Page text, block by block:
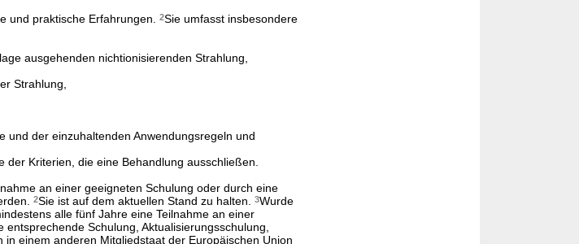
und praktische Erfahrungen. 2Sie umfasst insbesondere
ausgehenden nichtionisierenden Strahlung,
Strahlung,
und der einzuhaltenden Anwendungsregeln und
Kriterien, die eine Behandlung ausschließen.
an einer geeigneten Schulung oder durch eine
2Sie ist auf dem aktuellen Stand zu halten. 3Wurde
alle fünf Jahre eine Teilnahme an einer
entsprechende Schulung, Aktualisierungsschulung,
einem anderen Mitgliedstaat der Europäischen Union